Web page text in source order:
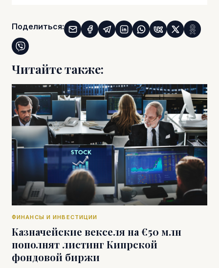
Поделиться:
Читайте также:
ФИНАНСЫ И ИНВЕСТИЦИИ
Казначейские векселя на €50 млн
пополнят листинг Кипрской
фондовой биржи